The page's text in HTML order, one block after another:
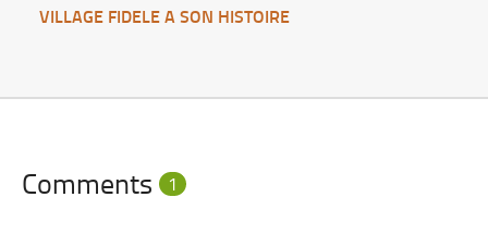
VILLAGE FIDELE A SON HISTOIRE
Comments 1